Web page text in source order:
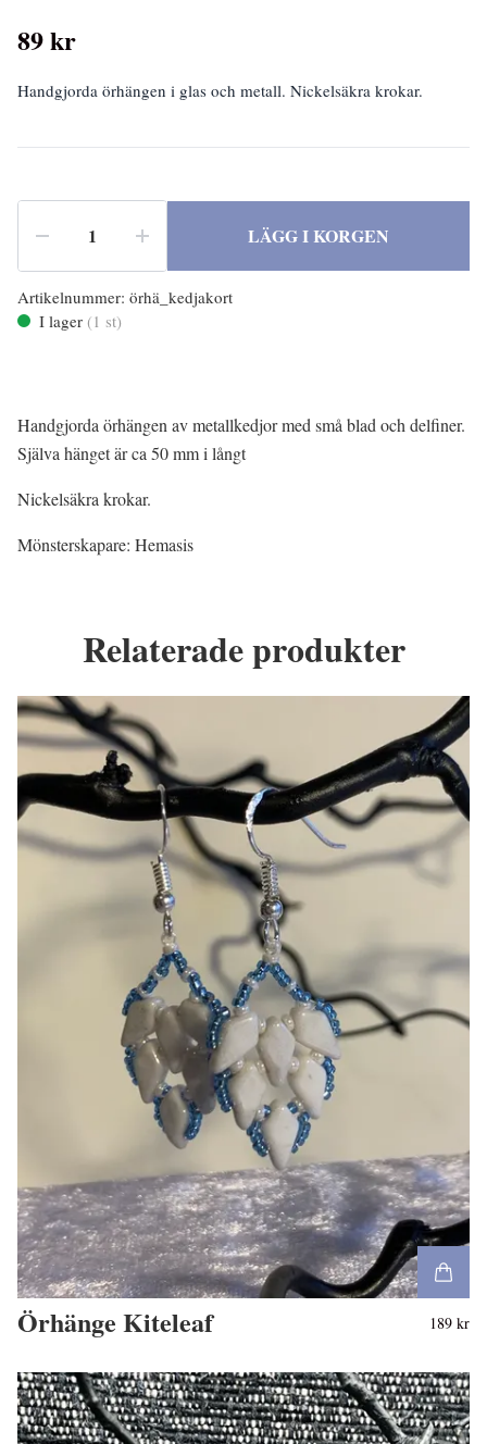
89 kr
Handgjorda örhängen i glas och metall. Nickelsäkra krokar.
LÄGG I KORGEN
Artikelnummer: örhä_kedjakort
I lager (1 st)
Handgjorda örhängen av metallkedjor med små blad och delfiner.
Själva hänget är ca 50 mm i långt
Nickelsäkra krokar.
Mönsterskapare: Hemasis
Relaterade produkter
Örhänge Kiteleaf 189 kr